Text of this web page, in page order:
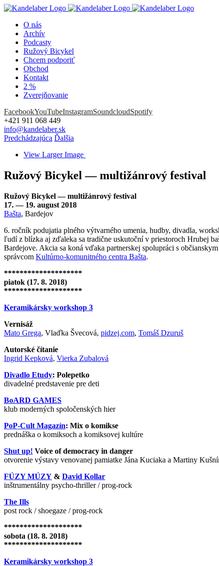
O nás
Archív
Podcasty
Ružový Bicykel
Chcem podporiť
Obchod
Kontakt
2 %
Zverejňovanie
FacebookYouTubeInstagramSoundcloudSpotify
+421 911 068 449
info@kandelaber.sk
Predchádzajúca Ďalšia
View Larger Image
Ružový Bicykel — multižánrový festival
Ružový Bicykel — multižánrový festival
17. — 19. august 2018
Bašta, Bardejov
6. ročník podujatia plného výtvarného umenia, hudby, divadla,
ľudí z blízka aj zďaleka sa tradične uskutoční v priestoroch Hrubej
Bardejove. Akcia sa koná vďaka partnerskej spolupráci s
správcom Kultúrno-komunitného centra Bašta.
********************
piatok (17. 8. 2018)
********************
Keramikársky workshop 3
Vernisáž
Mato Grega, Vlaďka Švecová, pidzej.com, Tomáš Dzuruš
Autorské čítanie
Ingrid Kepková, Vierka Zubalová
Divadlo Etudy: Polepetko
divadelné predstavenie pre deti
BoARD GAMES
klub moderných spoločenských hier
PoP-Cult Magazín: Mix o komikse
prednáška o komiksoch a komiksovej kultúre
Shut up! Voice of democracy in danger
otvorenie výstavy venovanej pamiatke Jána Kuciaka a Martiny
FÚZY MÚZY & David Kollar
inštrumentálny psycho-thriller / prog-rock
The Ills
post rock / shoegaze / prog-rock
********************
sobota (18. 8. 2018)
********************
Keramikársky workshop 3